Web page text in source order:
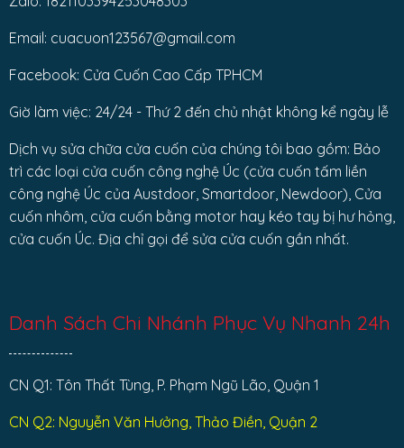
Email: cuacuon123567@gmail.com
Facebook: Cửa Cuốn Cao Cấp TPHCM
Giờ làm việc: 24/24 - Thứ 2 đến chủ nhật không kể ngày lễ
Dịch vụ sửa chữa cửa cuốn của chúng tôi bao gồm: Bảo
trì các loại cửa cuốn công nghệ Úc (cửa cuốn tấm liền
công nghệ Úc của Austdoor, Smartdoor, Newdoor), Cửa
cuốn nhôm, cửa cuốn bằng motor hay kéo tay bị hư hỏng,
cửa cuốn Úc. Địa chỉ gọi để sửa cửa cuốn gần nhất.
Danh Sách Chi Nhánh Phục Vụ Nhanh 24h
CN Q1: Tôn Thất Tùng, P. Phạm Ngũ Lão, Quận 1
CN Q2: Nguyễn Văn Hưởng, Thảo Điền, Quận 2